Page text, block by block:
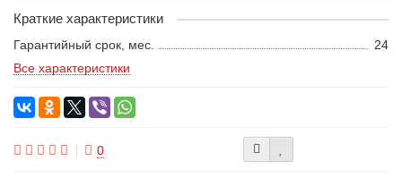
Краткие характеристики
Гарантийный срок, мес.
24
Все характеристики
0